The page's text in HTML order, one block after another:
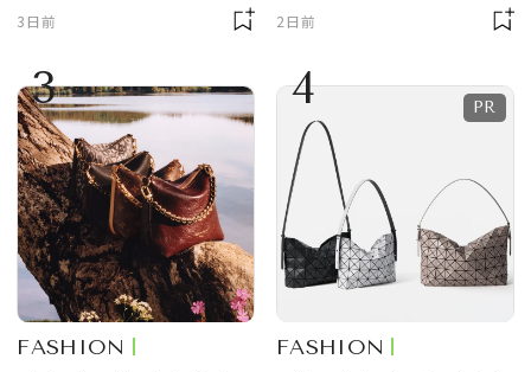
ーチ「はとっこ」を限
3日前
ーン型がスタイリング
2日前
3
FASHION
4
FASHION